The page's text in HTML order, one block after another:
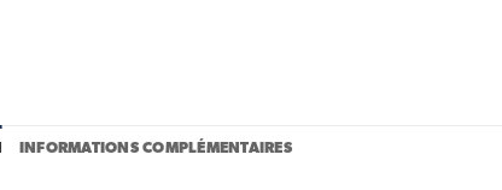
INFORMATIONS COMPLÉMENTAIRES